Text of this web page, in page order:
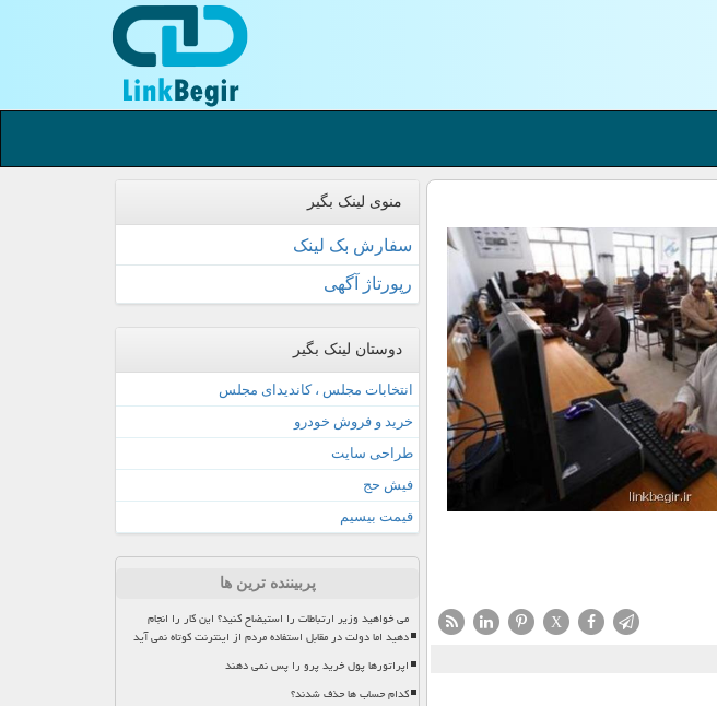
X
منوی لینک بگیر
سفارش بک لینک
رپورتاژ آگهی
دوستان لینک بگیر
انتخابات مجلس ، کاندیدای مجلس
خرید و فروش خودرو
طراحی سایت
فیش حج
قیمت بیسیم
پربیننده ترین ها
می خواهید وزیر ارتباطات را استیضاح کنید؟ این کار را انجام
دهید اما دولت در مقابل استفاده مردم از اینترنت کوتاه نمی آید
اپراتورها پول خرید پرو را پس نمی دهند
کدام حساب ها حذف شدند؟